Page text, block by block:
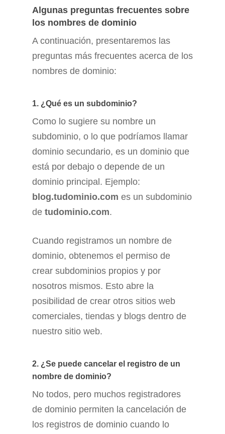
Algunas preguntas frecuentes sobre
los nombres de dominio
A continuación, presentaremos las
preguntas más frecuentes acerca de los
nombres de dominio:
1. ¿Qué es un subdominio?
Como lo sugiere su nombre un
subdominio, o lo que podríamos llamar
dominio secundario, es un dominio que
está por debajo o depende de un
dominio principal. Ejemplo:
blog.tudominio.com es un subdominio
de tudominio.com.
Cuando registramos un nombre de
dominio, obtenemos el permiso de
crear subdominios propios y por
nosotros mismos. Esto abre la
posibilidad de crear otros sitios web
comerciales, tiendas y blogs dentro de
nuestro sitio web.
2. ¿Se puede cancelar el registro de un
nombre de dominio?
No todos, pero muchos registradores
de dominio permiten la cancelación de
los registros de dominio cuando lo